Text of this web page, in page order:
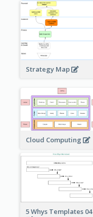
Strategy Map
Cloud Computing
5 Whys Templates 04